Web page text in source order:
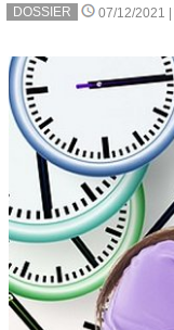
DOSSIER 07/12/2021 |